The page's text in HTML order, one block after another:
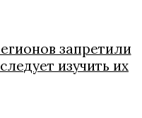
запретили
изучить их